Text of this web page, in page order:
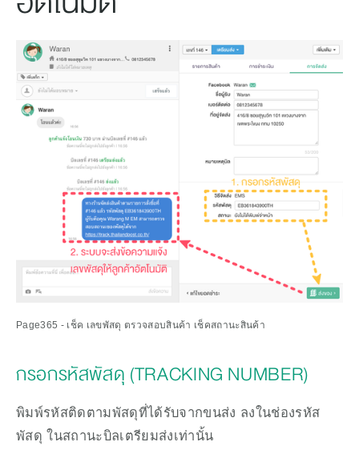
Page365 - เช็ค เลขพัสดุ ตรวจสอบสินค้า เช็คสถานะสินค้า
กรอกรหัสพัสดุ (TRACKING NUMBER)
พิมพ์รหัสติดตามพัสดุที่ได้รับจากขนส่ง ลงในช่องรหัส
พัสดุ ในสถานะบิลเตรียมส่งเท่านั้น